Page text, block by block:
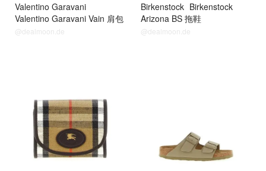
Valentino Garavani
Valentino Garavani Vain 肩包
@dealmoon.de
Birkenstock Birkenstock
Arizona BS 拖鞋
@dealmoon.de